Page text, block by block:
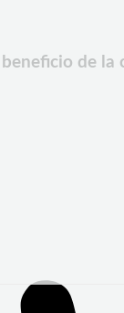
de